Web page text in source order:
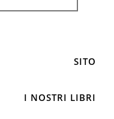
SITO
I NOSTRI LIBRI